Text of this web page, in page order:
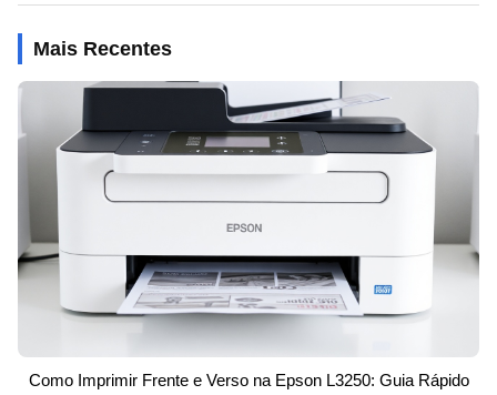
Mais Recentes
Como Imprimir Frente e Verso na Epson L3250: Guia Rápido